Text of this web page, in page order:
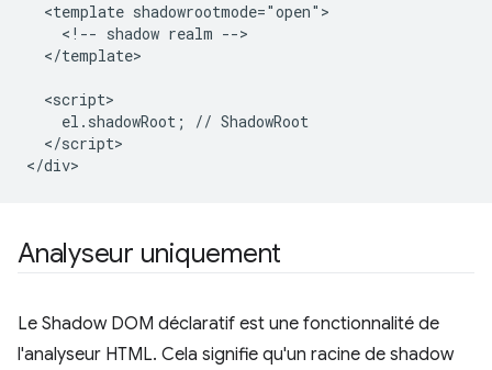
  <template shadowrootmode="open">
    <!-- shadow realm -->
  </template>
  <script>
    el.shadowRoot; // ShadowRoot
  </script>
Analyseur uniquement
Le Shadow DOM déclaratif est une fonctionnalité de
l'analyseur HTML. Cela signifie qu'un racine de shadow